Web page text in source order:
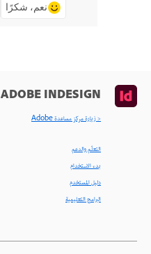
نعم، شكرًا
ADOBE INDESIGN
< زيارة مركز مساعدة Adobe
التعلّم والدعم
بدء الاستخدام
دليل المستخدم
البرامج التعليمية